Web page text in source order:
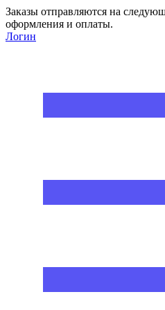
Заказы отправляются на
оформления и оплаты.
Логин